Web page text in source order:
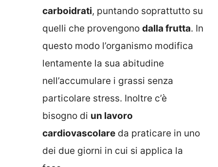
carboidrati, puntando soprattutto su
quelli che provengono dalla frutta. In
questo modo l’organismo modifica
lentamente la sua abitudine
nell’accumulare i grassi senza
particolare stress. Inoltre c’è
bisogno di un lavoro
cardiovascolare da praticare in uno
dei due giorni in cui si applica la